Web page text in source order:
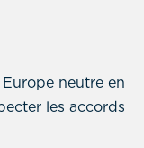
neutre en
les accords